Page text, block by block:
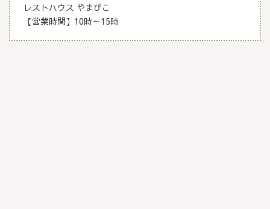
レストハウス やまびこ
【営業時間】10時～15時